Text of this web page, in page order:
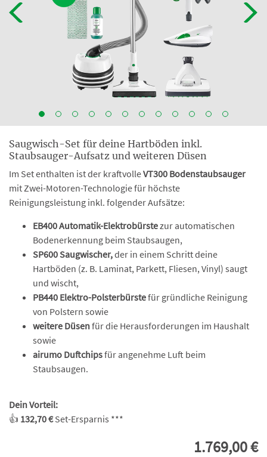
Saugwisch-Set für deine Hartböden inkl.
Staubsauger-Aufsatz und weiteren Düsen
Im Set enthalten ist der kraftvolleVT300 Bodenstaubsauger
mit Zwei-Motoren-Technologie für höchste
Reinigungsleistung inkl. folgender Aufsätze:
EB400Automatik-Elektrobürstezur automatischen
Bodenerkennung beim Staubsaugen,
SP600 Saugwischer,der in einem Schritt deine
Hartböden (z. B. Laminat, Parkett, Fliesen, Vinyl) saugt
und wischt,
PB440 Elektro-Polsterbürstefür gründliche Reinigung
von Polstern sowie
weitere Düsenfür die Herausforderungen im Haushalt
sowie
airumo Duftchipsfür angenehme Luft beim
Staubsaugen.
Dein Vorteil:
👍 132,70 €Set-Ersparnis ***
1.769,00 €